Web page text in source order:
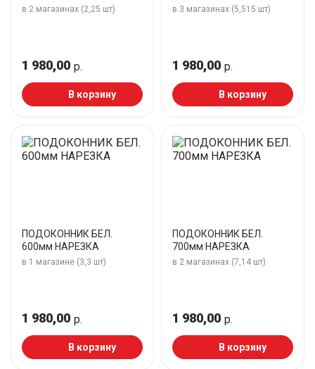
в 2 магазинах (2,25 шт)
1 980,00 р.
В корзину
в 3 магазинах (5,515 шт)
1 980,00 р.
В корзину
ПОДОКОННИК БЕЛ.
600мм НАРЕЗКА
в 1 магазине (3,3 шт)
1 980,00 р.
В корзину
ПОДОКОННИК БЕЛ.
700мм НАРЕЗКА
в 2 магазинах (7,14 шт)
1 980,00 р.
В корзину